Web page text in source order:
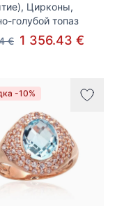
Цирконы,
голубой топаз
€ 1 356.43 €
-10%